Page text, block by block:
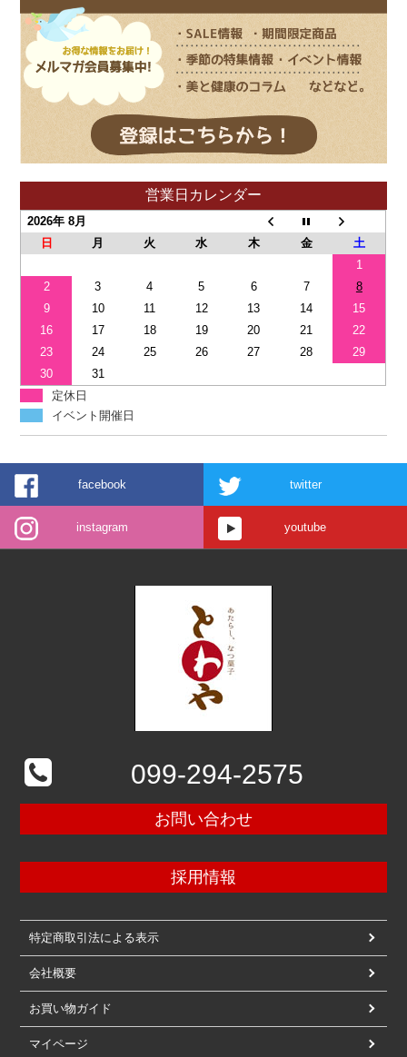
営業日カレンダー
2026年 8月
日
月 火 水 木 金
土
1
2
3 4 5 6 7
8
9
10 11 12 13 14
15
16
17 18 19 20 21
22
23
24 25 26 27 28
29
30
31
定休日
イベント開催日
facebook twitter
instagram youtube
099-294-2575
お問い合わせ
採用情報
特定商取引法による表示
会社概要
お買い物ガイド
マイページ